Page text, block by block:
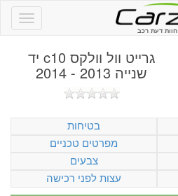
חוות דעת רכב
גרייט וול וולקס c10 יד
שנייה 2013 - 2014
בטיחות
מפרטים טכניים
צבעים
עצות לפני רכישה